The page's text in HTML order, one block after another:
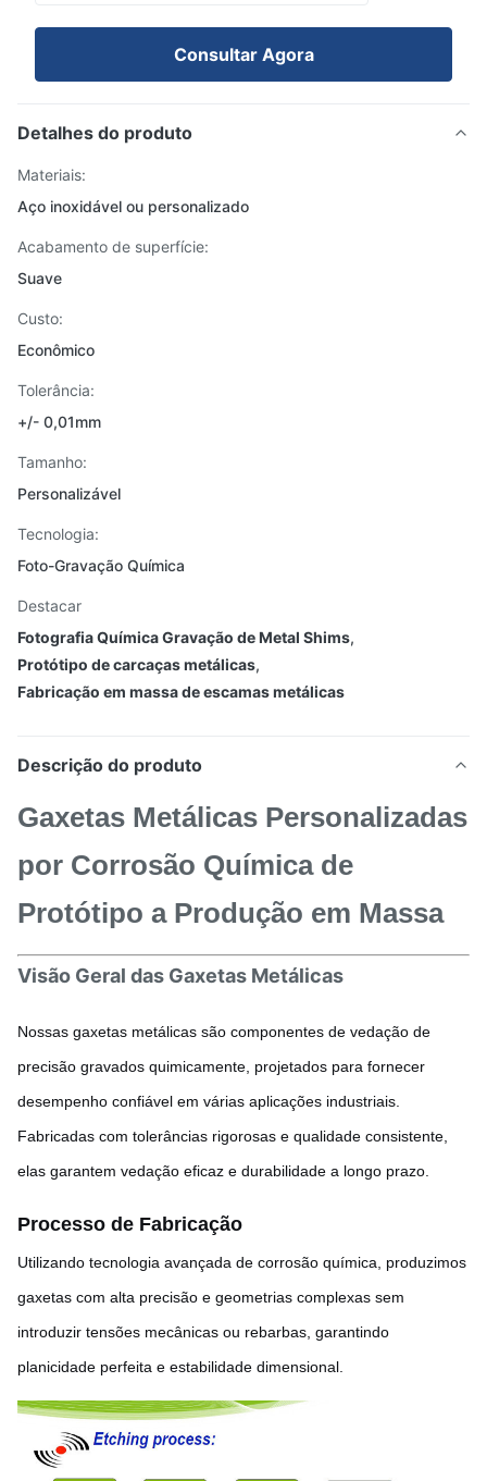
Consultar Agora
Detalhes do produto
Materiais:
Aço inoxidável ou personalizado
Acabamento de superfície:
Suave
Custo:
Econômico
Tolerância:
+/- 0,01mm
Tamanho:
Personalizável
Tecnologia:
Foto-Gravação Química
Destacar
Fotografia Química Gravação de Metal Shims,
Protótipo de carcaças metálicas,
Fabricação em massa de escamas metálicas
Descrição do produto
Gaxetas Metálicas Personalizadas
por Corrosão Química de
Protótipo a Produção em Massa
Visão Geral das Gaxetas Metálicas
Nossas gaxetas metálicas são componentes de vedação de
precisão gravados quimicamente, projetados para fornecer
desempenho confiável em várias aplicações industriais.
Fabricadas com tolerâncias rigorosas e qualidade consistente,
elas garantem vedação eficaz e durabilidade a longo prazo.
Processo de Fabricação
Utilizando tecnologia avançada de corrosão química, produzimos
gaxetas com alta precisão e geometrias complexas sem
introduzir tensões mecânicas ou rebarbas, garantindo
planicidade perfeita e estabilidade dimensional.